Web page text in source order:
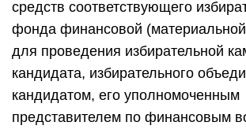
средств соответствующего
фонда финансовой
для проведения избирательной
кандидата, избирательного
кандидатом, его уполномоченным
представителем по финансовым